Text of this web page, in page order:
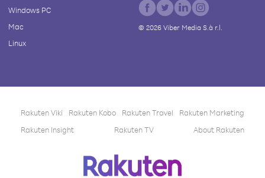
Windows PC
Mac
Linux
© 2026Viber Media S.à r.l.
Rakuten Viki Rakuten Kobo Rakuten Travel
Rakuten Marketing
Rakuten Insight
Rakuten TV About Rakuten